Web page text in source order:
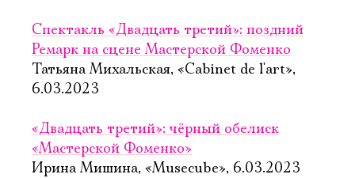
Спектакль «Двадцать третий»: поздний
Ремарк на сцене Мастерской Фоменко
Татьяна Михальская, «Cabinet de l'art»,
6.03.2023
«Двадцать третий»: чёрный обелиск
«Мастерской Фоменко»
Ирина Мишина, «Musecube», 6.03.2023